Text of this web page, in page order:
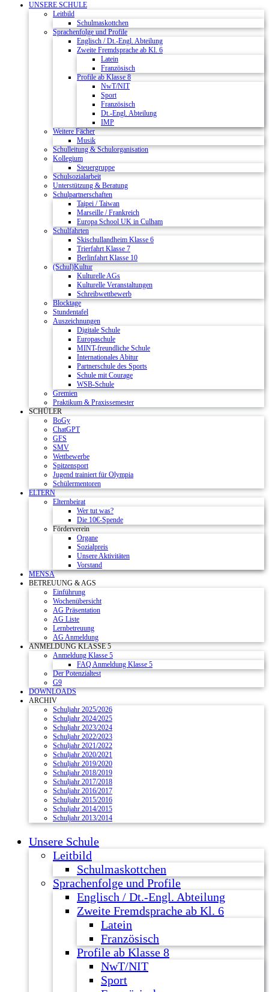
UNSERE SCHULE
Leitbild
Schulmaskottchen
Sprachenfolge und Profile
Englisch / Dt.-Engl. Abteilung
Zweite Fremdsprache ab Kl. 6
Latein
Französisch
Profile ab Klasse 8
NwT/NIT
Sport
Französisch
Dt.-Engl. Abteilung
IMP
Weitere Fächer
Musik
Schulleitung & Schulorganisation
Kollegium
Steuergruppe
Schulsozialarbeit
Unterstützung & Beratung
Schulpartnerschaften
Taipei / Taiwan
Marseille / Frankreich
Europa School UK in Culham
Schulfahrten
Skischullandheim Klasse 6
Trierfahrt Klasse 7
Berlinfahrt Klasse 10
(Schul)Kultur
Kulturelle AGs
Kulturelle Veranstaltungen
Schreibwettbewerb
Blocktage
Stundentafel
Auszeichnungen
Digitale Schule
Europaschule
MINT-freundliche Schule
Internationales Abitur
Partnerschule des Sports
Schule mit Courage
WSB-Schule
Gremien
Praktikum & Praxissemester
SCHÜLER
BoGy
ChatGPT
GFS
SMV
Wettbewerbe
Spitzensport
Jugend trainiert für Olympia
Schülermentoren
ELTERN
Elternbeirat
Wer tut was?
Die 10€-Spende
Förderverein
Organe
Sozialpreis
Unsere Aktivitäten
Vorstand
MENSA
BETREUUNG & AGS
Einführung
Wochenübersicht
AG Präsentation
AG Liste
Lernbetreuung
AG Anmeldung
ANMELDUNG KLASSE 5
Anmeldung Klasse 5
FAQ Anmeldung Klasse 5
Der Potenzialtest
G9
DOWNLOADS
ARCHIV
Schuljahr 2025/2026
Schuljahr 2024/2025
Schuljahr 2023/2024
Schuljahr 2022/2023
Schuljahr 2021/2022
Schuljahr 2020/2021
Schuljahr 2019/2020
Schuljahr 2018/2019
Schuljahr 2017/2018
Schuljahr 2016/2017
Schuljahr 2015/2016
Schuljahr 2014/2015
Schuljahr 2013/2014
Unsere Schule
Leitbild
Schulmaskottchen
Sprachenfolge und Profile
Englisch / Dt.-Engl. Abteilung
Zweite Fremdsprache ab Kl. 6
Latein
Französisch
Profile ab Klasse 8
NwT/NIT
Sport